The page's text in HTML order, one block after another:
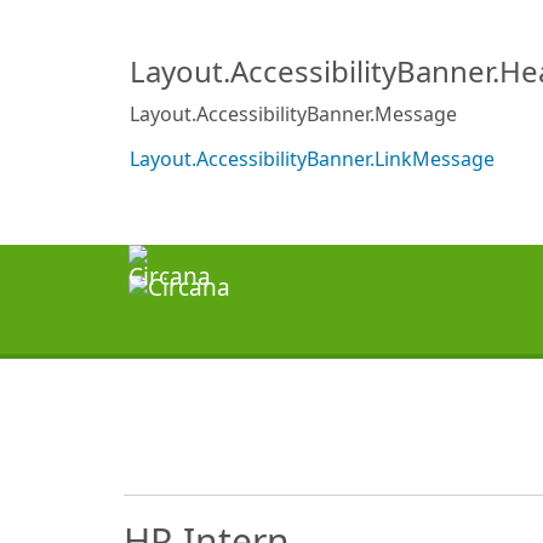
Layout.AccessibilityBanner.Message
Layout.AccessibilityBanner.LinkMessage